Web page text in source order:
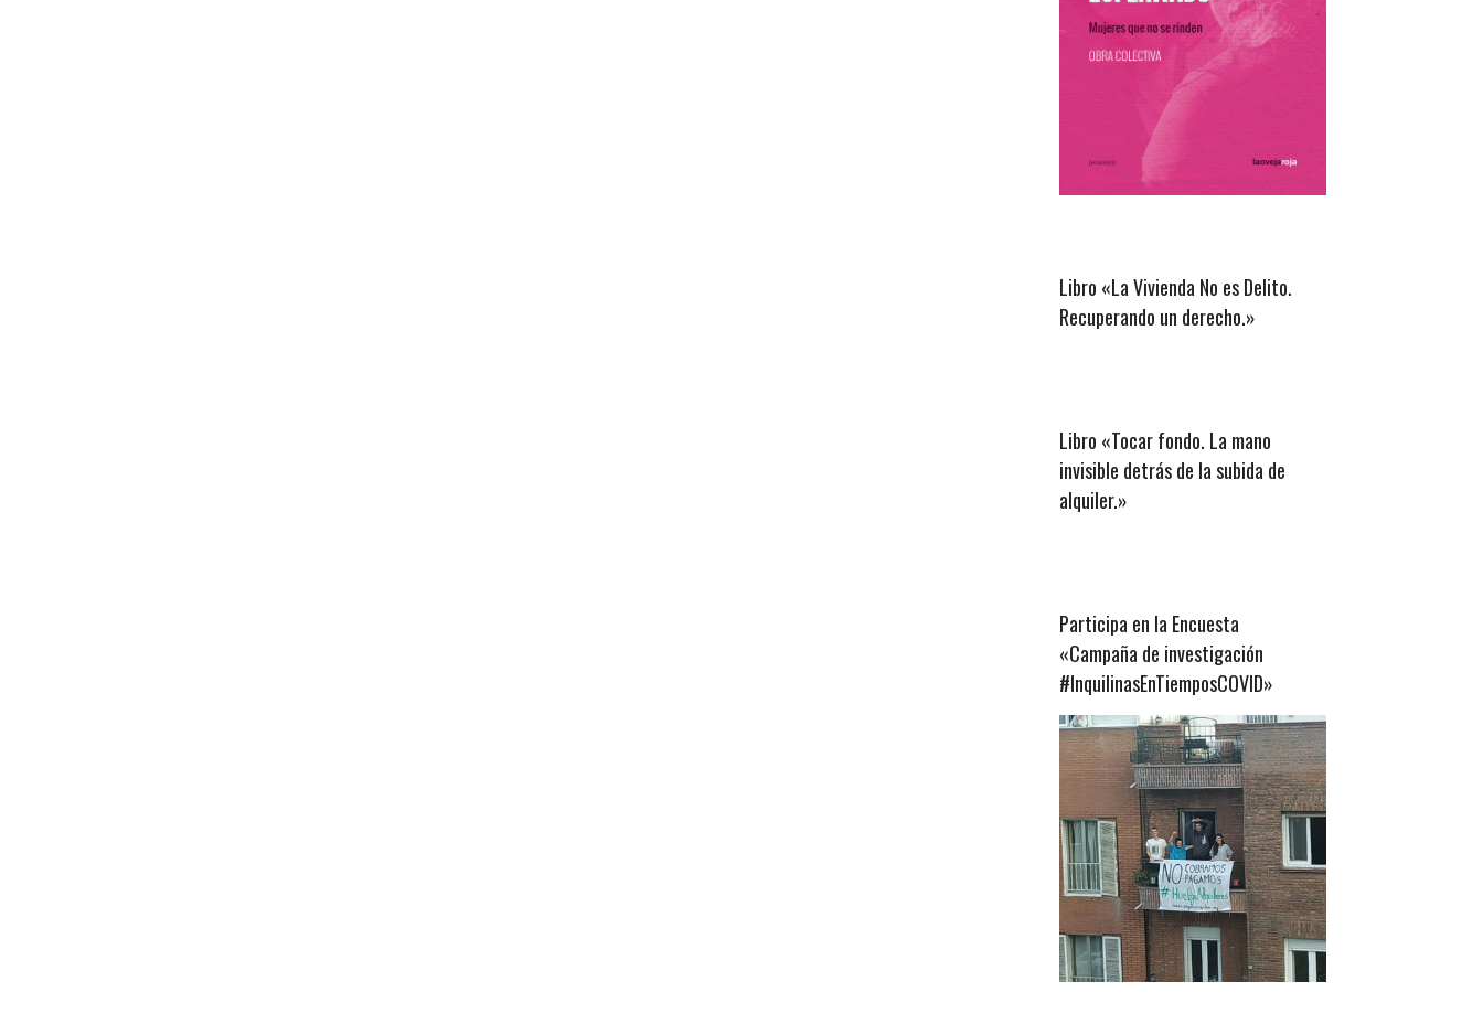
Libro «La Vivienda No es Delito.
Recuperando un derecho.»
Libro «Tocar fondo. La mano
invisible detrás de la subida de
alquiler.»
Participa en la Encuesta
«Campaña de investigación
#InquilinasEnTiemposCOVID»